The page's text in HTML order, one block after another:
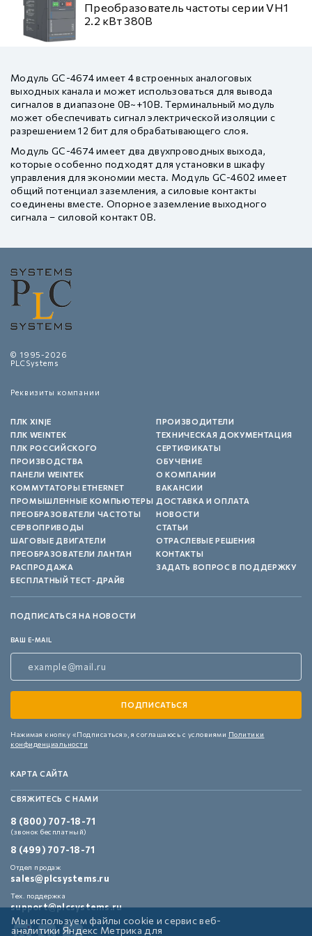
Преобразователь частоты серии VH1
2.2 кВт 380В
Модуль GC-4674 имеет 4 встроенных аналоговых
выходных канала и может использоваться для вывода
сигналов в диапазоне 0В~+10В. Терминальный модуль
может обеспечивать сигнал электрической изоляции с
разрешением 12 бит для обрабатывающего слоя.
Модуль GC-4674 имеет два двухпроводных выхода,
которые особенно подходят для установки в шкафу
управления для экономии места. Модуль GC-4602 имеет
общий потенциал заземления, а силовые контакты
соединены вместе. Опорное заземление выходного
сигнала – силовой контакт 0В.
© 1995-2026
PLCSystems
Реквизиты компании
ПЛК XINJE
ПЛК WEINTEK
ПЛК РОССИЙСКОГО
ПРОИЗВОДСТВА
ПАНЕЛИ WEINTEK
КОММУТАТОРЫ ETHERNET
ПРОМЫШЛЕННЫЕ КОМПЬЮТЕРЫ
ПРЕОБРАЗОВАТЕЛИ ЧАСТОТЫ
СЕРВОПРИВОДЫ
ШАГОВЫЕ ДВИГАТЕЛИ
ПРЕОБРАЗОВАТЕЛИ ЛАНТАН
РАСПРОДАЖА
БЕСПЛАТНЫЙ ТЕСТ-ДРАЙВ
ПРОИЗВОДИТЕЛИ
ТЕХНИЧЕСКАЯ ДОКУМЕНТАЦИЯ
СЕРТИФИКАТЫ
ОБУЧЕНИЕ
О КОМПАНИИ
ВАКАНСИИ
ДОСТАВКА И ОПЛАТА
НОВОСТИ
СТАТЬИ
ОТРАСЛЕВЫЕ РЕШЕНИЯ
КОНТАКТЫ
ЗАДАТЬ ВОПРОС В ПОДДЕРЖКУ
ПОДПИСАТЬСЯ НА НОВОСТИ
ВАШ E-MAIL
Нажимая кнопку «Подписаться», я соглашаюсь с условиями Политики
конфиденциальности
КАРТА САЙТА
СВЯЖИТЕСЬ С НАМИ
8 (800) 707-18-71
(звонок бесплатный)
8 (499) 707-18-71
Отдел продаж
sales@plcsystems.ru
Тех. поддержка
support@plcsystems.ru
Мы используем файлы cookie и сервис веб-
аналитики Яндекс Метрика для